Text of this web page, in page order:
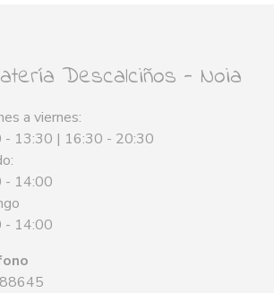
Descalciños - Noia
a viernes:
- 13:30 | 16:30 - 20:30
- 14:00
- 14:00